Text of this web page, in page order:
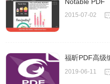
2015-07-02
福昕PDF高级
2019-06-11